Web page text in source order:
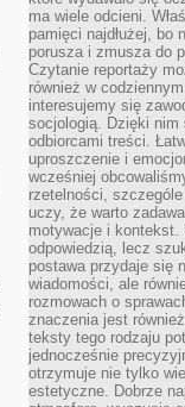
ma wiele odcieni.
pamięci najdłużej, bo
porusza i zmusza do
Czytanie reportaży
również w
interesujemy się
socjologią. Dzięki
odbiorcami treści.
uproszczenie i
wcześniej
rzetelności,
uczy, że warto
motywacje i kontekst.
odpowiedzią, lecz
postawa przydaje się
wiadomości, ale
rozmowach o
znaczenia jest
teksty tego rodzaju
jednocześnie
otrzymuje nie tylko
estetyczne. Dobrze